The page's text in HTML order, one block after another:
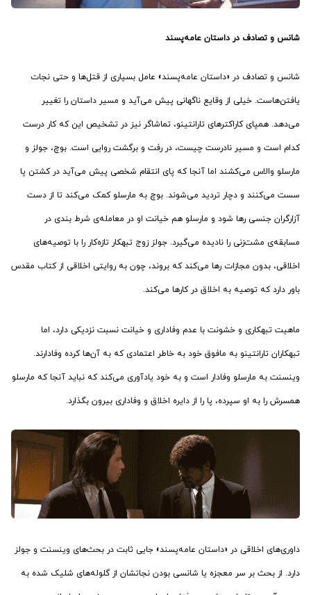
شانس و تصادف در داستان عامه‌پسند
شانس و تصادف در «داستان عامه‌پسند» عامل بسیاری از قتل‌ها و حتی نجات
یافتن‌هاست. خیلی از وقایع ناگهانی پیش می‌آید و مسیر داستان را تغییر
می‌دهد. همپای کاراکترهای تارانتینو، تماشاگر نیز در تشخیص این که کار درست
کدام است و مسیر نادرست چیست، در رفت و برگشت روایی است. بوچ، جولز و
مارسلو والاس می‌کشند اما آنجا که پای انتقام شخصی پیش می‌آید در کشتن پا
سست می‌کنند و دچار تردید می‌شوند. بوچ به مارسلو کمک می‌کند تا از دست
آزارگران جنسی رها شود و مارسلو هم خیانت او در معامله‌ی شرط بندی در
مسابقه‌ی مشت‌زنی را نادیده می‌گیرد. جولز زوج تبهکار تازه‌کار را با توصیه‌های
اخلاقی، بدون مجازات رها می‌کند که بروند، چون به روایتی اخلاقی از کتاب مقدس
باور دارد که توصیه به اخلاق در کارها می‌کند.
ماهیت تبهکاری و خشونت با عدم وفاداری و خیانت نسبت نزدیکی دارد، اما
تبهکاران تارانتینو به مافوق خود به خاطر اعتمادی که به آن‌ها کرده وفادارند.
وینسنت به مارسلو وفادار است و به خود یادآوری می‌کند که نباید آنجا که مارسلو
همسرش را به او سپرده، پا را از دایره اخلاق و وفاداری بیرون بگذارد.
داوری‌های اخلاقی در «داستان عامه‌پسند» جایی ثابت در بحث‌های وینسنت و جولز
دارد. از بحث بر سر معجزه یا شانسی بودن نجاتشان از گلوله‌های شلیک شده به